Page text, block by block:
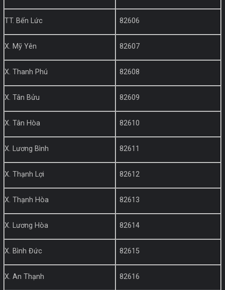
TT. Bến Lức 82606
X. Mỹ Yên 82607
X. Thanh Phú 82608
X. Tân Bửu 82609
X. Tân Hòa 82610
X. Lương Bình 82611
X. Thạnh Lợi 82612
X. Thạnh Hòa 82613
X. Lương Hòa 82614
X. Bình Đức 82615
X. An Thạnh 82616